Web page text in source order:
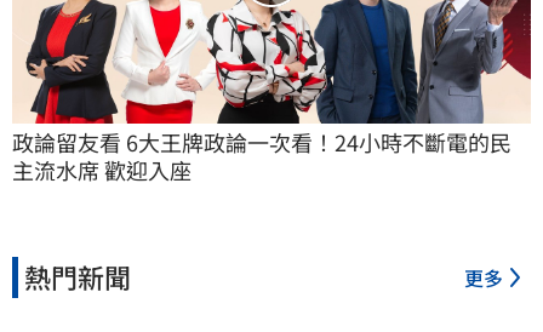
政論留友看 6大王牌政論一次看！24小時不斷電的民
主流水席 歡迎入座
熱門新聞 更多